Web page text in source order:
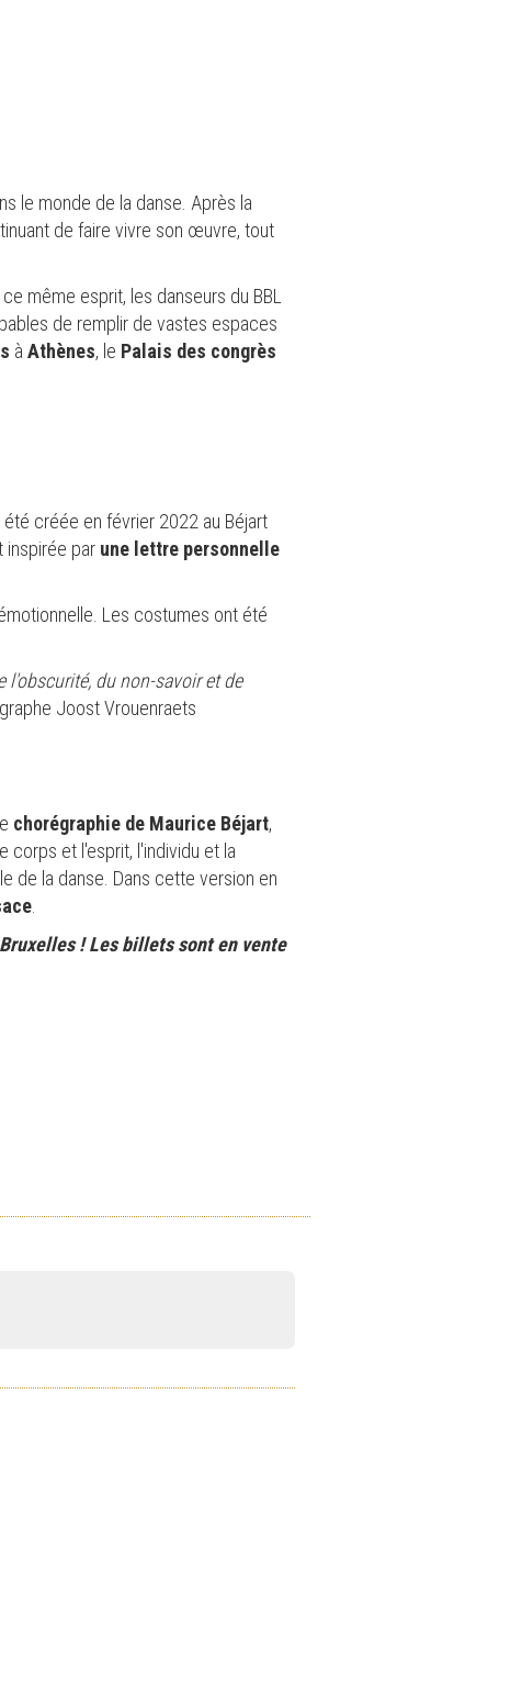
le monde de la danse. Après la
de faire vivre son œuvre, tout
même esprit, les danseurs du BBL
de remplir de vastes espaces
à Athènes, le Palais des congrès
été créée en février 2022 au Béjart
inspirée par une lettre personnelle
Les costumes ont été
l'obscurité, du non-savoir et de
Joost Vrouenraets
chorégraphie de Maurice Béjart,
corps et l'esprit, l'individu et la
de la danse. Dans cette version en
! Les billets sont en vente